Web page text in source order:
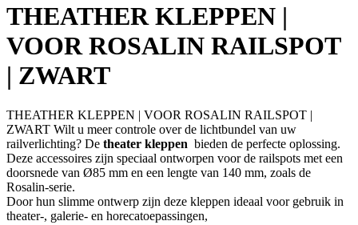
THEATHER KLEPPEN |
VOOR ROSALIN RAILSPOT
| ZWART
THEATHER KLEPPEN | VOOR ROSALIN RAILSPOT |
ZWART Wilt u meer controle over de lichtbundel van uw
railverlichting? De theater kleppen bieden de perfecte oplossing.
Deze accessoires zijn speciaal ontworpen voor de railspots met een
doorsnede van Ø85 mm en een lengte van 140 mm, zoals de
Rosalin-serie.
Door hun slimme ontwerp zijn deze kleppen ideaal voor gebruik in
theater-, galerie- en horecatoepassingen,